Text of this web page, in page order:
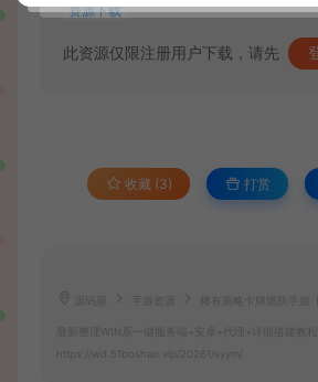
资源下载
此资源仅限注册用户下载，请先
收藏 (3) 打赏
手游资源 稀有策略卡牌塔防手游
最新整理WIN系一键服务端+安卓+代理+详细搭建教程
https://wd.51boshao.vip/20261/syym/